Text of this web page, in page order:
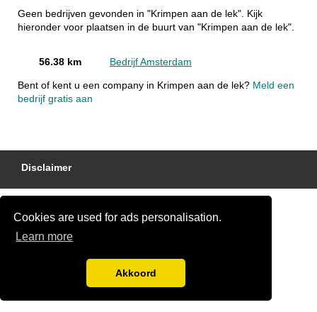
Cookies are used for ads personalisation.
Learn more
Akkoord
Geen bedrijven gevonden in "Krimpen aan de lek". Kijk
hieronder voor plaatsen in de buurt van "Krimpen aan de lek".
56.38 km Bedrijf Amsterdam
Bent of kent u een company in Krimpen aan de lek? Meld een
bedrijf gratis aan
Disclaimer